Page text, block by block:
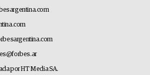
por HT Media SA.